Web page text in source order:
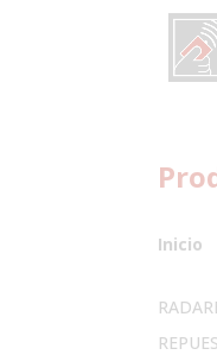
Inicio